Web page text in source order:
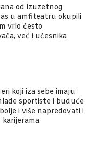
od izuzetnog
u amfiteatru okupili
vrlo često
već i učesnika
koji iza sebe imaju
sportiste i buduće
i više napredovati i